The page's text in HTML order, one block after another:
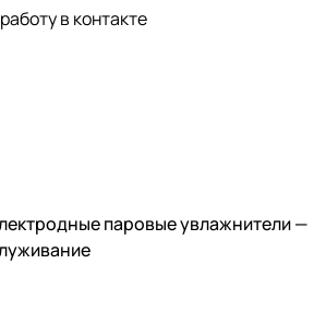
в контакте
паровые увлажнители —